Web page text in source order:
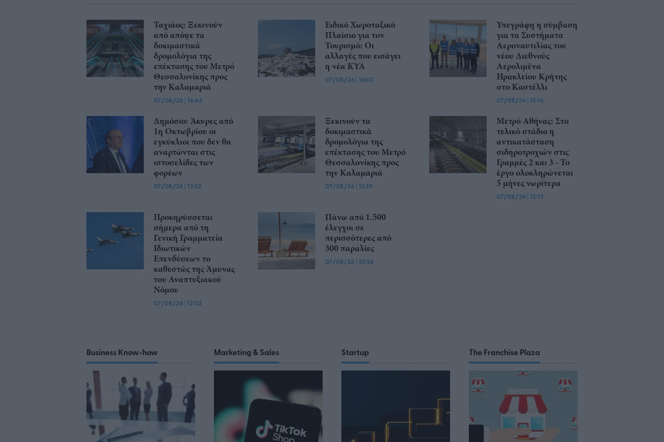
Ταχιάος: Ξεκινούν
από απόψε τα
δοκιμαστικά
δρομολόγια της
επέκτασης του Μετρό
Θεσσαλονίκης προς
την Καλαμαριά
07/08/26 | 16:44
Ειδικό Χωροταξικό
Πλαίσιο για τον
Τουρισμό: Οι
αλλαγές που εισάγει
η νέα ΚΥΑ
07/08/26 | 16:03
Υπεγράφη η σύμβαση
για τα Συστήματα
Αεροναυτιλίας του
νέου Διεθνούς
Αερολιμένα
Ηρακλείου Κρήτης
στο Καστέλλι
07/08/26 | 15:16
Δημόσιο: Άκυρες από
1η Οκτωβρίου οι
εγκύκλιοι που δεν θα
αναρτώνται στις
ιστοσελίδες των
φορέων
07/08/26 | 13:52
Ξεκινούν τα
δοκιμαστικά
δρομολόγια της
επέκτασης του Μετρό
Θεσσαλονίκης προς
την Καλαμαριά
07/08/26 | 13:10
Μετρό Αθήνας: Στο
τελικό στάδιο η
αντικατάσταση
σιδηροτροχιών στις
Γραμμές 2 και 3 - Το
έργο ολοκληρώνεται
5 μήνες νωρίτερα
07/08/26 | 12:13
Προκηρύσσεται
σήμερα από τη
Γενική Γραμματεία
Ιδιωτικών
Επενδύσεων το
καθεστώς της Άμυνας
του Αναπτυξιακού
Νόμου
07/08/26 | 12:02
Πάνω από 1.500
έλεγχοι σε
περισσότερες από
300 παραλίες
07/08/26 | 10:58
Business Know-how Marketing & Sales Startup The Franchise Plaza